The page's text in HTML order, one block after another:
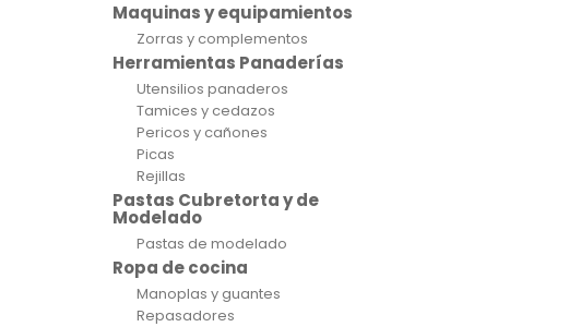
Maquinas y equipamientos
Zorras y complementos
Herramientas Panaderías
Utensilios panaderos
Tamices y cedazos
Pericos y cañones
Picas
Rejillas
Pastas Cubretorta y de
Modelado
Pastas de modelado
Ropa de cocina
Manoplas y guantes
Repasadores